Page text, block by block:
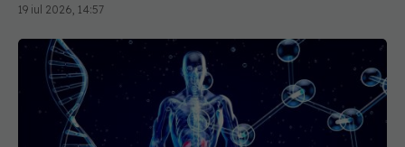
19 iul 2026, 14:57